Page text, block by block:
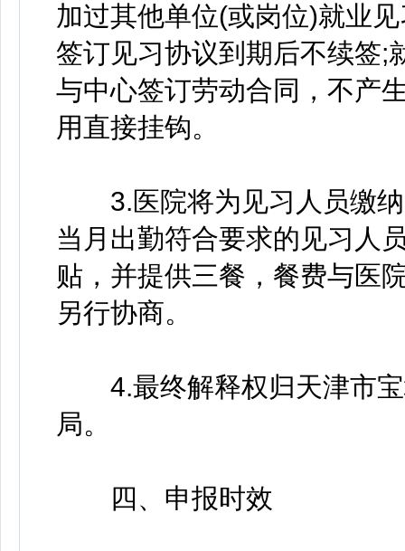
加过其他单位(或岗位)就业
签订见习协议到期后不续签;
与中心签订劳动合同，不产
用直接挂钩。
3.医院将为见习人员缴纳
当月出勤符合要求的见习人
贴，并提供三餐，餐费与医
另行协商。
4.最终解释权归天津市宝
局。
四、申报时效